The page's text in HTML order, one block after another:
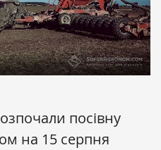
посівну
на 15 серпня